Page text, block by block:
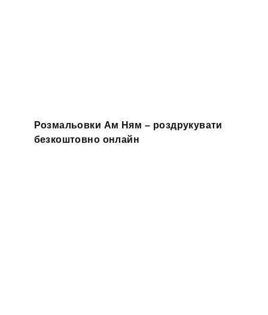
Розмальовки Ам Ням – роздрукувати
безкоштовно онлайн